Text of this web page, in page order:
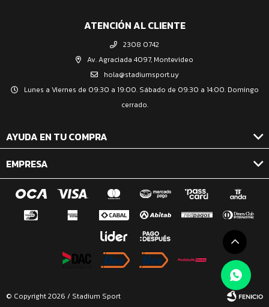
ATENCIÓN AL CLIENTE
2308 0742
Av. Agraciada 4097, Montevideo
hola@stadiumsport.uy
Lunes a Viernes de 09:30 a 19:00. Sábado de 09:30 a 14:00. Domingo
cerrado.
AYUDA EN TU COMPRA
EMPRESA
© Copyright 2026 / Stadium Sport